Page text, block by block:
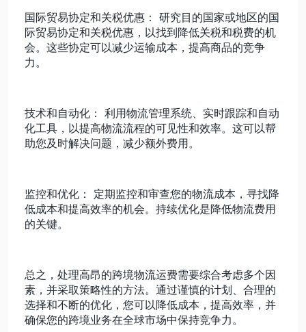
国际贸易协定和关税优惠： 研究目的国家或地区的国
际贸易协定和关税优惠，以找到降低关税和税费的机
会。这些协定可以减少运输成本，提高商品的竞争
力。
技术和自动化： 利用物流管理系统、实时跟踪和自动
化工具，以提高物流流程的可见性和效率。这可以帮
助您及时解决问题，减少额外费用。
监控和优化： 定期监控和审查您的物流成本，寻找降
低成本和提高效率的机会。持续优化是降低物流费用
的关键。
总之，处理高昂的跨境物流运费需要综合考虑多个因
素，并采取策略性的方法。通过谨慎的计划、合理的
选择和不断的优化，您可以降低成本，提高效率，并
确保您的跨境业务在全球市场中保持竞争力。